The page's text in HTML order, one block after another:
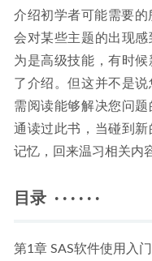
介绍初学者可能需要的
会对某些主题的出现
为是高级技能，有时
了介绍。但这并不是
需阅读能够解决您问
通读过此书，当碰到
记忆，回来温习相关内
目录 · · · · · ·
第1章 SAS软件使用入门